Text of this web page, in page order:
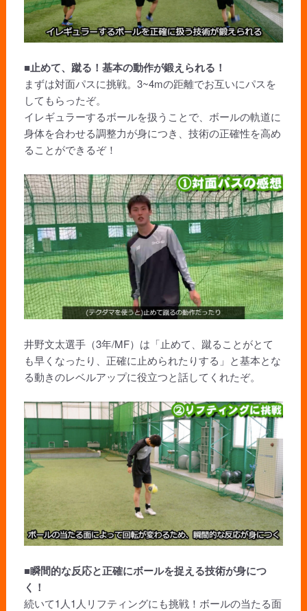
■止めて、蹴る！基本の動作が鍛えられる！
まずは対面パスに挑戦。3~4mの距離でお互いにパスを
してもらったぞ。
イレギュラーするボールを扱うことで、ボールの軌道に
身体を合わせる調整力が身につき、技術の正確性を高め
ることができるぞ！
井野文太選手（3年/MF）は「止めて、蹴ることがとて
も早くなったり、正確に止められたりする」と基本とな
る動きのレベルアップに役立つと話してくれたぞ。
■瞬間的な反応と正確にボールを捉える技術が身につ
く！
続いて1人1人リフティングにも挑戦！ボールの当たる面